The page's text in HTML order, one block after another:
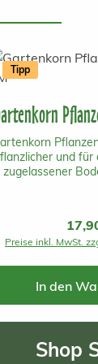
Tipp
und für
zugelassener
tierischen
ist aus
österreichischer
Preise inkl. MwSt.
In den
Shop